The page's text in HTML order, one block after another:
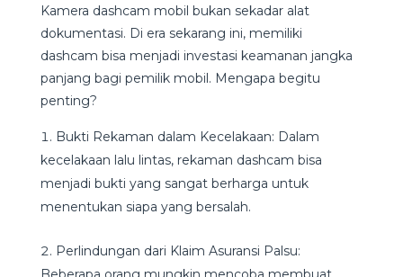
Kamera dashcam mobil bukan sekadar alat
dokumentasi. Di era sekarang ini, memiliki
dashcam bisa menjadi investasi keamanan jangka
panjang bagi pemilik mobil. Mengapa begitu
penting?
Bukti Rekaman dalam Kecelakaan: Dalam
kecelakaan lalu lintas, rekaman dashcam bisa
menjadi bukti yang sangat berharga untuk
menentukan siapa yang bersalah.
Perlindungan dari Klaim Asuransi Palsu: